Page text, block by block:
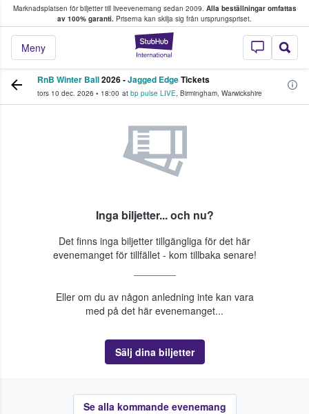
Marknadsplatsen för biljetter till liveevenemang sedan 2009. Alla beställningar omfattas
av 100% garanti. Priserna kan skilja sig från ursprungspriset.
StubHub – där
Meny
köper och säljer biljetter.
RnB Winter Ball2026 -Jagged EdgeTickets
tors 10 dec. 2026 • 18:00 at bp pulse LIVE, Birmingham, Warwickshire
Inga biljetter... och nu?
Det finns inga biljetter tillgängliga för det här
evenemanget för tillfället - kom tillbaka senare!
Eller om du av någon anledning inte kan vara
med på det här evenemanget...
Sälj dina biljetter
Se alla kommande evenemang